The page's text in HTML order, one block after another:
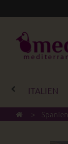
ITALIEN
> Spanien